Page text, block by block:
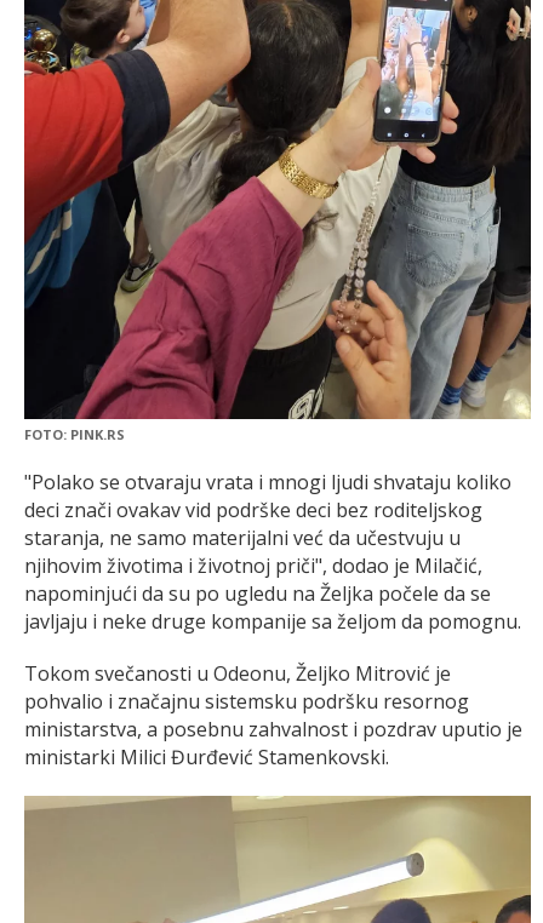
FOTO: PINK.RS
"Polako se otvaraju vrata i mnogi ljudi shvataju koliko
deci znači ovakav vid podrške deci bez roditeljskog
staranja, ne samo materijalni već da učestvuju u
njihovim životima i životnoj priči", dodao je Milačić,
napominjući da su po ugledu na Željka počele da se
javljaju i neke druge kompanije sa željom da pomognu.
Tokom svečanosti u Odeonu, Željko Mitrović je
pohvalio i značajnu sistemsku podršku resornog
ministarstva, a posebnu zahvalnost i pozdrav uputio je
ministarki Milici Đurđević Stamenkovski.